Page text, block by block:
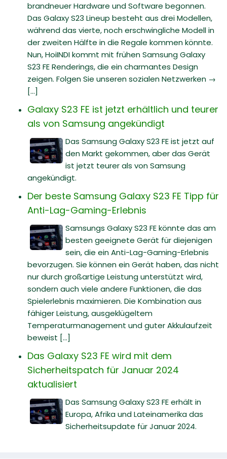
brandneuer Hardware und Software begonnen.
Das Galaxy S23 Lineup besteht aus drei Modellen,
während das vierte, noch erschwingliche Modell in
der zweiten Hälfte in die Regale kommen könnte.
Nun, HoiINDI kommt mit frühen Samsung Galaxy
S23 FE Renderings, die ein charmantes Design
zeigen. Folgen Sie unseren sozialen Netzwerken →
[...]
Galaxy S23 FE ist jetzt erhältlich und teurer
als von Samsung angekündigt
Das Samsung Galaxy S23 FE ist jetzt auf
den Markt gekommen, aber das Gerät
ist jetzt teurer als von Samsung
angekündigt.
Der beste Samsung Galaxy S23 FE Tipp für
Anti-Lag-Gaming-Erlebnis
Samsungs Galaxy S23 FE könnte das am
besten geeignete Gerät für diejenigen
sein, die ein Anti-Lag-Gaming-Erlebnis
bevorzugen. Sie können ein Gerät haben, das nicht
nur durch großartige Leistung unterstützt wird,
sondern auch viele andere Funktionen, die das
Spielerlebnis maximieren. Die Kombination aus
fähiger Leistung, ausgeklügeltem
Temperaturmanagement und guter Akkulaufzeit
beweist [...]
Das Galaxy S23 FE wird mit dem
Sicherheitspatch für Januar 2024
aktualisiert
Das Samsung Galaxy S23 FE erhält in
Europa, Afrika und Lateinamerika das
Sicherheitsupdate für Januar 2024.